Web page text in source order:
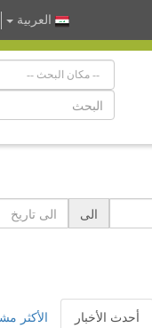
العربية
الى
أحدث الأخبار الأكثر